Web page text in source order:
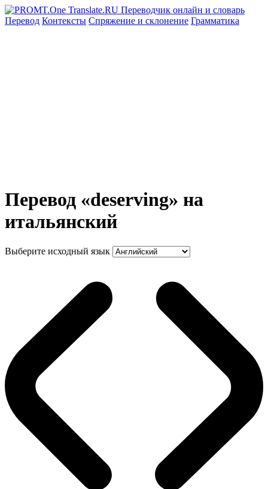
Перевод Контексты Спряжение и склонение Грамматика
Перевод «deserving» на
итальянский
Выберите исходный язык